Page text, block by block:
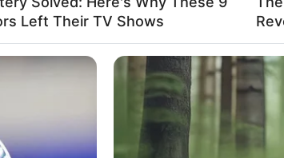
Hingga
TELEGRAM
Left Their TV Shows